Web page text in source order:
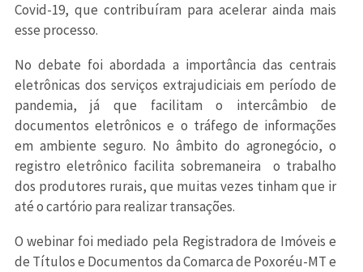
Covid-19, que contribuíram para acelerar ainda mais
esse processo.
No debate foi abordada a importância das centrais
eletrônicas dos serviços extrajudiciais em período de
pandemia, já que facilitam o intercâmbio de
documentos eletrônicos e o tráfego de informações
em ambiente seguro. No âmbito do agronegócio, o
registro eletrônico facilita sobremaneira o trabalho
dos produtores rurais, que muitas vezes tinham que ir
até o cartório para realizar transações.
O webinar foi mediado pela Registradora de Imóveis e
de Títulos e Documentos da Comarca de Poxoréu-MT e